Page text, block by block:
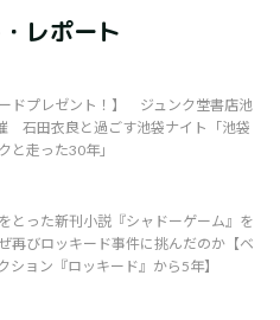
レポート
ードプレゼント！】 ジュンク堂書店池
石田衣良と過ごす池袋ナイト「池袋
と走った30年」
とった新刊小説『シャドーゲーム』を
再びロッキード事件に挑んだのか【ベ
ション『ロッキード』から5年】